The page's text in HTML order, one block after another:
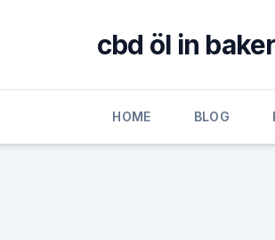
cbd öl in
HOME BLOG